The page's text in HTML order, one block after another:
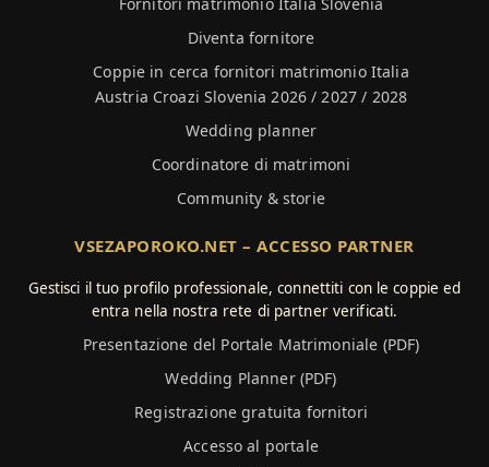
Diventa fornitore
Coppie in cerca fornitori matrimonio Italia
Austria Croazi Slovenia 2026 / 2027 / 2028
Wedding planner
Coordinatore di matrimoni
Community & storie
VSEZAPOROKO.NET – ACCESSO PARTNER
Gestisci il tuo profilo professionale, connettiti con le coppie ed
entra nella nostra rete di partner verificati.
Presentazione del Portale Matrimoniale (PDF)
Wedding Planner (PDF)
Registrazione gratuita fornitori
Accesso al portale